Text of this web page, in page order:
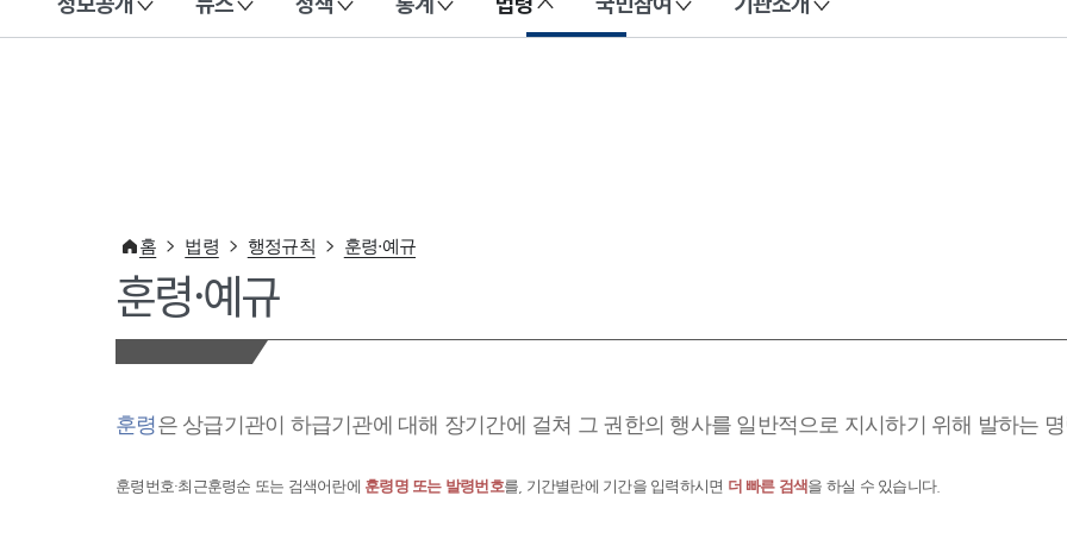
이 누리집은 대한민국 공식 전자정부 누리집입니다.
홈 법령 행정규칙 훈령·예규
훈령·예규
훈령은 상급기관이 하급기관에 대해 장기간에 걸쳐 그 권한의 행사를 일반적으로 지시하기 위해 발하는
훈령번호·최근훈령순 또는 검색어란에 훈령명 또는 발령번호를, 기간별란에 기간을 입력하시면 더 빠른 검색 을 하실 수 있습니다.